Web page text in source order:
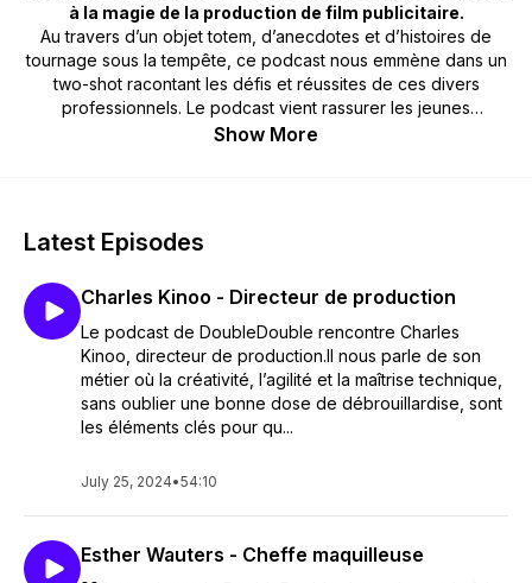
à la magie de la production de film publicitaire.
Au travers d’un objet totem, d’anecdotes et d’histoires de
tournage sous la tempête, ce podcast nous emmène dans un
two-shot racontant les défis et réussites de ces divers
professionnels. Le podcast vient rassurer les jeunes
cinéastes, fait rire les professionnels et fait rêver tous ceux
les sound designers, les stylistes et bien d'autres encore.
professions de la production de film de pub.
Show More
Latest Episodes
Charles Kinoo - Directeur de production
Le podcast de DoubleDouble rencontre Charles
Kinoo, directeur de production.Il nous parle de son
métier où la créativité, l’agilité et la maîtrise technique,
sans oublier une bonne dose de débrouillardise, sont
les éléments clés pour qu...
July 25, 2024•54:10
Esther Wauters - Cheffe maquilleuse